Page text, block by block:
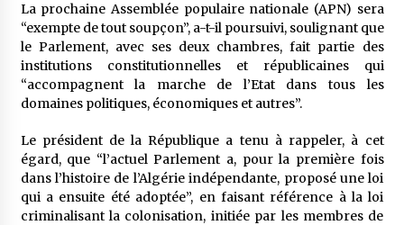
La prochaine Assemblée populaire nationale (APN) sera
“exempte de tout soupçon”, a-t-il poursuivi, soulignant que
le Parlement, avec ses deux chambres, fait partie des
institutions constitutionnelles et républicaines qui
“accompagnent la marche de l’Etat dans tous les
domaines politiques, économiques et autres”.
Le président de la République a tenu à rappeler, à cet
égard, que “l’actuel Parlement a, pour la première fois
dans l’histoire de l’Algérie indépendante, proposé une loi
qui a ensuite été adoptée”, en faisant référence à la loi
criminalisant la colonisation, initiée par les membres de